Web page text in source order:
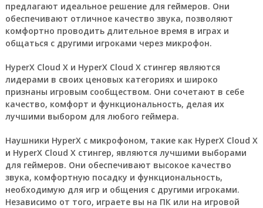
предлагают идеальное решение для геймеров. Они
обеспечивают отличное качество звука, позволяют
комфортно проводить длительное время в играх и
общаться с другими игроками через микрофон.
HyperX Cloud Х и HyperX Cloud Х стингер являются
лидерами в своих ценовых категориях и широко
признаны игровым сообществом. Они сочетают в себе
качество, комфорт и функциональность, делая их
лучшими выбором для любого геймера.
Наушники HyperX с микрофоном, такие как HyperX Cloud Х
и HyperX Cloud Х стингер, являются лучшими выборами
для геймеров. Они обеспечивают высокое качество
звука, комфортную посадку и функциональность,
необходимую для игр и общения с другими игроками.
Независимо от того, играете вы на ПК или на игровой